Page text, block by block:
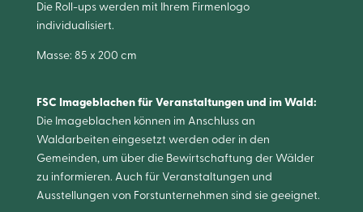
Die Roll-ups werden mit Ihrem Firmenlogo
individualisiert.
Masse: 85 x 200 cm
FSC Imageblachen für Veranstaltungen und im Wald:
Die Imageblachen können im Anschluss an
Waldarbeiten eingesetzt werden oder in den
Gemeinden, um über die Bewirtschaftung der Wälder
zu informieren. Auch für Veranstaltungen und
Ausstellungen von Forstunternehmen sind sie geeignet.